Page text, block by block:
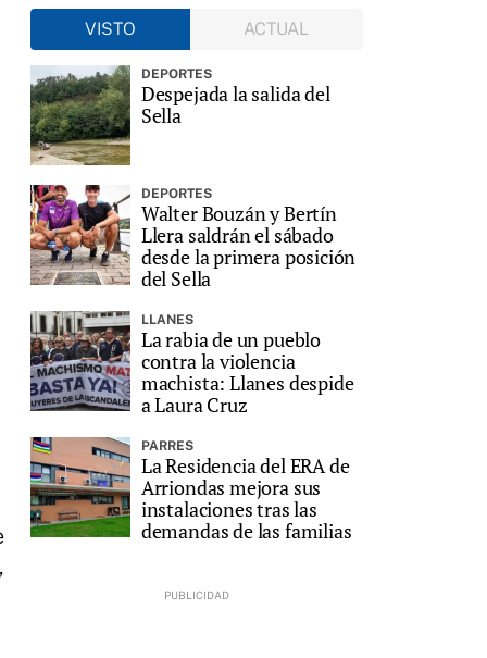
VISTO
ACTUAL
DEPORTES
Despejada la salida del
Sella
DEPORTES
Walter Bouzán y Bertín
Llera saldrán el sábado
desde la primera posición
del Sella
LLANES
La rabia de un pueblo
contra la violencia
machista: Llanes despide
a Laura Cruz
PARRES
La Residencia del ERA de
Arriondas mejora sus
instalaciones tras las
demandas de las familias